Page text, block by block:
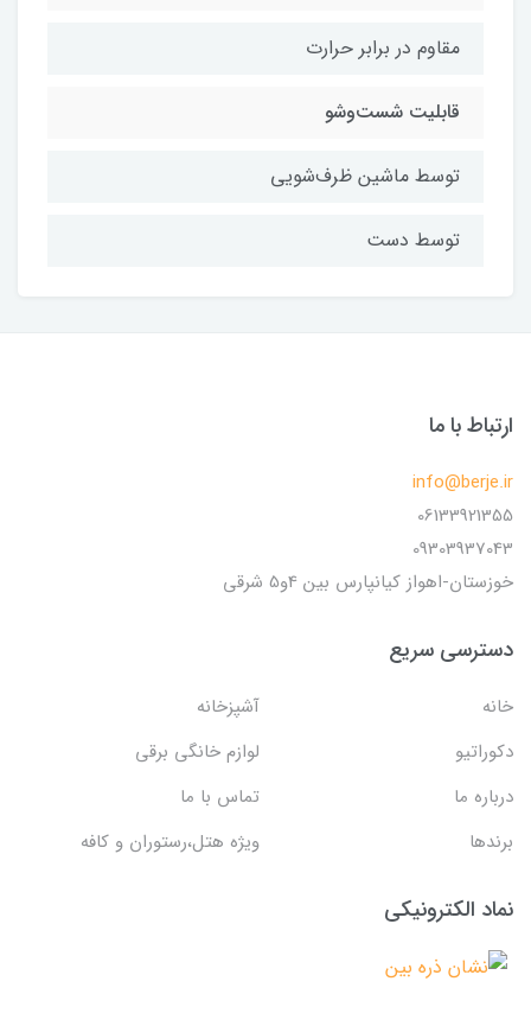
مقاوم در برابر حرارت
قابلیت شست‌وشو
توسط ماشین ظرف‌شویی
توسط دست
ارتباط با ما
info@berje.ir
06133921355
09303937043
خوزستان-اهواز کیانپارس بین 4و5 شرقی
دسترسی سریع
خانه
آشپزخانه
دکوراتیو
لوازم خانگی برقی
درباره ما
تماس با ما
برندها
ویژه هتل،رستوران و کافه
نماد الکترونیکی